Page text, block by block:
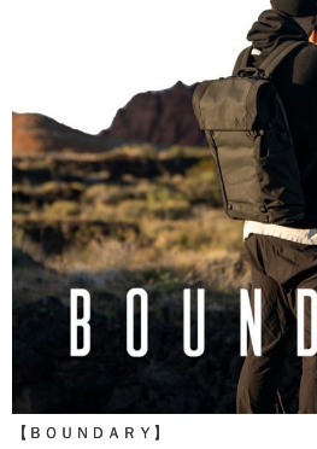
【ＢＯＵＮＤＡＲＹ】